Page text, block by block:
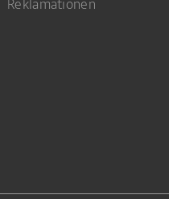
Reklamationen